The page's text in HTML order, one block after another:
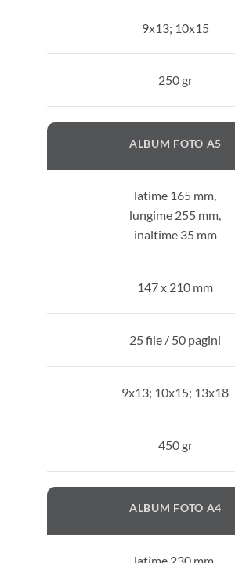
9x13; 10x15
250 gr
ALBUM FOTO A5
latime 165 mm,
lungime 255 mm,
inaltime 35 mm
147 x 210 mm
25 file / 50 pagini
9x13; 10x15; 13x18
450 gr
ALBUM FOTO A4